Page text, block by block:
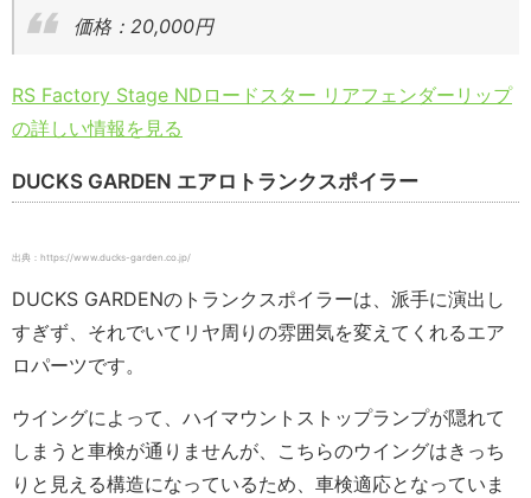
価格：20,000円
RS Factory Stage NDロードスター リアフェンダーリップ
の詳しい情報を見る
DUCKS GARDEN エアロトランクスポイラー
出典：https://www.ducks-garden.co.jp/
DUCKS GARDENのトランクスポイラーは、派手に演出し
すぎず、それでいてリヤ周りの雰囲気を変えてくれるエア
ロパーツです。
ウイングによって、ハイマウントストップランプが隠れて
しまうと車検が通りませんが、こちらのウイングはきっち
りと見える構造になっているため、車検適応となっていま